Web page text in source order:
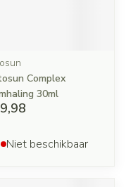
Complex
30ml
Niet beschikbaar